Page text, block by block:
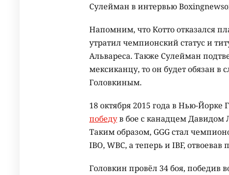
Сулейман в интервью
Напомним, что Котто отказался
утратил чемпионский статус и
Альвареса. Также Сулейман
мексиканцу, то он будет обязан в
Головкиным.
18 октября 2015 года в Нью-
победув бое с канадцем Давидом
Таким образом, GGG стал
IBO, WBC, а теперь и IBF, отвоевав
Головкин провёл 34 боя, победив